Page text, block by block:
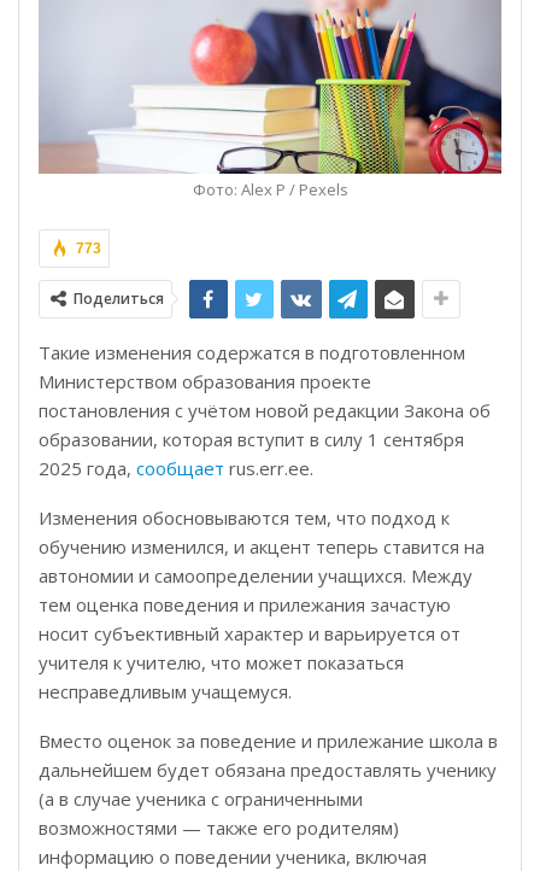
Фото: Alex P / Pexels
773
Поделиться
Такие изменения содержатся в подготовленном
Министерством образования проекте
постановления с учётом новой редакции Закона об
образовании, которая вступит в силу 1 сентября
2025 года, сообщает rus.err.ee.
Изменения обосновываются тем, что подход к
обучению изменился, и акцент теперь ставится на
автономии и самоопределении учащихся. Между
тем оценка поведения и прилежания зачастую
носит субъективный характер и варьируется от
учителя к учителю, что может показаться
несправедливым учащемуся.
Вместо оценок за поведение и прилежание школа в
дальнейшем будет обязана предоставлять ученику
(а в случае ученика с ограниченными
возможностями — также его родителям)
информацию о поведении ученика, включая